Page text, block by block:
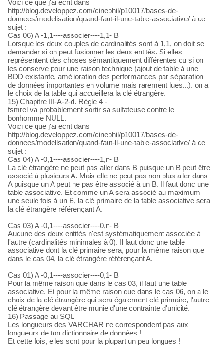
Voici ce que j'ai écrit dans
http://blog.developpez.com/cinephil/p10017/bases-de-
donnees/modelisation/quand-faut-il-une-table-associative/ à ce
sujet :
Cas 06) A -1,1----associer----1,1- B
Lorsque les deux couples de cardinalités sont à 1,1, on doit se
demander si on peut fusionner les deux entités. Si elles
représentent des choses sémantiquement différentes ou si on
les conserve pour une raison technique (ajout de table à une
BDD existante, amélioration des performances par séparation
de données importantes en volume mais rarement lues...), on a
le choix de la table qui accueillera la clé étrangère.
15) Chapitre III-A-2-d. Règle 4 -
fsmrel va probablement sortir sa sulfateuse contre le
bonhomme NULL.
Voici ce que j'ai écrit dans
http://blog.developpez.com/cinephil/p10017/bases-de-
donnees/modelisation/quand-faut-il-une-table-associative/ à ce
sujet :
Cas 04) A -0,1----associer----1,n- B
La clé étrangère ne peut pas aller dans B puisque un B peut être
associé à plusieurs A. Mais elle ne peut pas non plus aller dans
A puisque un A peut ne pas être associé à un B. Il faut donc une
table associative. Et comme un A sera associé au maximum
une seule fois à un B, la clé primaire de la table associative sera
la clé étrangère référençant A.
Cas 03) A -0,1----associer----0,n- B
Aucune des deux entités n'est systématiquement associée à
l'autre (cardinalités minimales à 0). Il faut donc une table
associative dont la clé primaire sera, pour la même raison que
dans le cas 04, la clé étrangère référençant A.
Cas 01) A -0,1----associer----0,1- B
Pour la même raison que dans le cas 03, il faut une table
associative. Et pour la même raison que dans le cas 06, on a le
choix de la clé étrangère qui sera également clé primaire, l'autre
clé étrangère devant être munie d'une contrainte d'unicité.
16) Passage au SQL
Les longueurs des VARCHAR ne correspondent pas aux
longueurs de ton dictionnaire de données !
Et cette fois, elles sont pour la plupart un peu longues !